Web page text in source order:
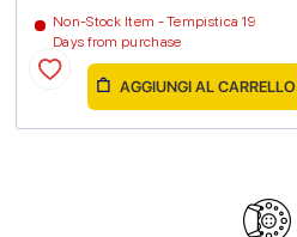
Non-Stock Item - Tempistica 19
Days from purchase
AGGIUNGI AL CARRELLO